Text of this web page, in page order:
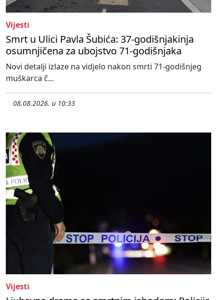
Vijesti
Smrt u Ulici Pavla Šubića: 37-godišnjakinja
osumnjičena za ubojstvo 71-godišnjaka
Novi detalji izlaze na vidjelo nakon smrti 71-godišnjeg
muškarca č...
08.08.2026. u 10:33
Vijesti